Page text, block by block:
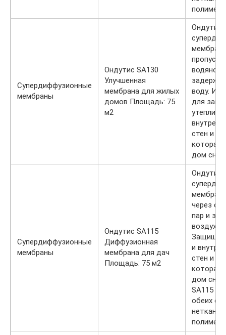
Супердиффузионные
мембраны
Ондутис SA130
Улучшенная
мембрана для жилых
домов Площадь: 75
м2
Ондутис
водяной
воду.
для
стен и
которая
дом
Супердиффузионные
мембраны
Ондутис SA115
Диффузионная
мембрана для дач
Площадь: 75 м2
Ондутис
через
пар и
воздух и
и
стен и
которая
дом
SA115
обеих